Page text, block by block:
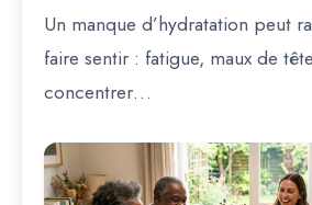
Un manque d’hydratation peut
faire sentir : fatigue, maux de
concentrer…